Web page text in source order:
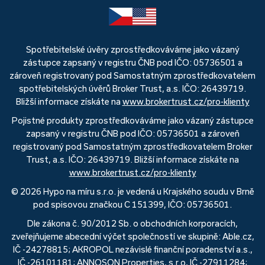
Spotřebitelské úvěry zprostředkováváme jako vázaný
zástupce zapsaný v registru ČNB pod IČO: 05736501 a
zároveň registrovaný pod Samostatným zprostředkovatelem
spotřebitelských úvěrů Broker Trust, a.s. IČO: 26439719.
Bližší informace získáte na www.brokertrust.cz/pro-klienty
Pojistné produkty zprostředkováváme jako vázaný zástupce
zapsaný v registru ČNB pod IČO: 05736501 a zároveň
registrovaný pod Samostatným zprostředkovatelem Broker
Trust, a.s. IČO: 26439719. Bližší informace získáte na
www.brokertrust.cz/pro-klienty
© 2026 Hypo na míru s.r.o. je vedená u Krajského soudu v Brně
pod spisovou značkou C 151399, IČO: 05736501.
Dle zákona č. 90/2012 Sb. o obchodních korporacích,
zveřejňujeme abecední výčet společností ve skupině: Able.cz,
IČ -24278815; AKROPOL nezávislé finanční poradenství a.s.,
IČ -26101181; ANNOSON Properties, s.r.o, IČ -27911284;